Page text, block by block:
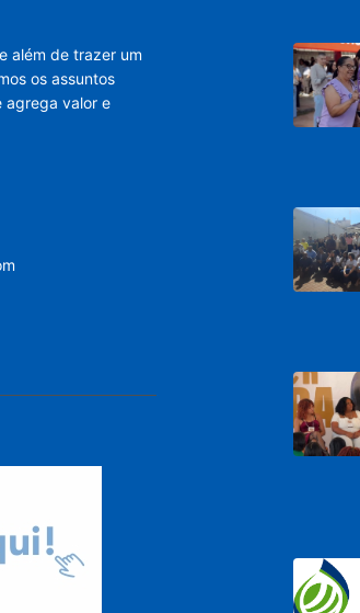
além de trazer um
os assuntos
agrega valor e